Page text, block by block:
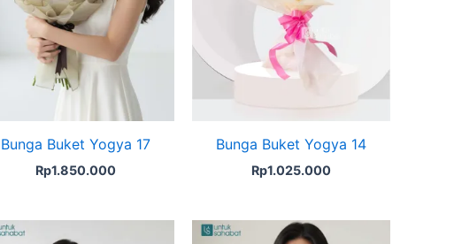
Bunga Buket Yogya 17
Rp1.850.000
Bunga Buket Yogya 14
Rp1.025.000